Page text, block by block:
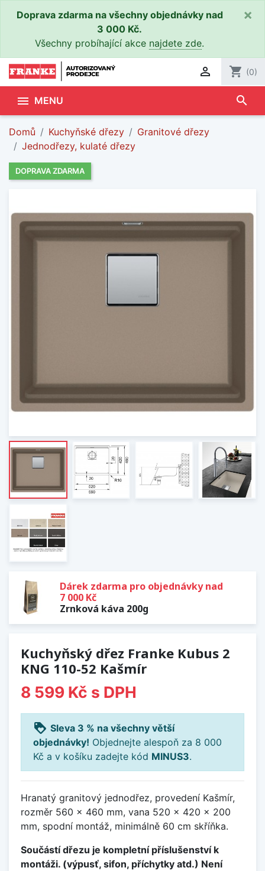
Doprava zdarma na všechny objednávky nad
3 000 Kč.
Všechny probíhající akce najdete zde.
×
 shopping_cart (0)
 MENU search
Domů Kuchyňské dřezy
Granitové dřezy
Jednodřezy, kulaté dřezy
DOPRAVA ZDARMA
Dárek zdarma pro objednávky nad
7 000 Kč
Zrnková káva 200g
Kuchyňský dřez Franke Kubus 2
KNG 110-52 Kašmír
8 599 Kč s DPH
loyalty Sleva 3 % na všechny větší
objednávky! Objednejte alespoň za 8 000
Kč a v košíku zadejte kód MINUS3.
Hranatý granitový jednodřez, provedení Kašmír,
rozměr 560 x 460 mm, vana 520 x 420 x 200
mm, spodní montáž, minimálně 60 cm skříňka.
Součástí dřezu je kompletní příslušenství k
montáži. (výpusť, sifon, příchytky atd.) Není